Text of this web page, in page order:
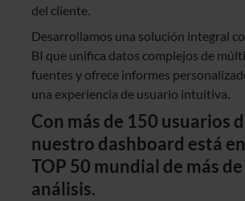
del cliente.
Desarrollamos una solución integral
BI que unifica datos complejos de
fuentes y ofrece informes
una experiencia de usuario intuitiva.
Con más de 150 usuarios
nuestro dashboard está
TOP 50 mundial de más
análisis.